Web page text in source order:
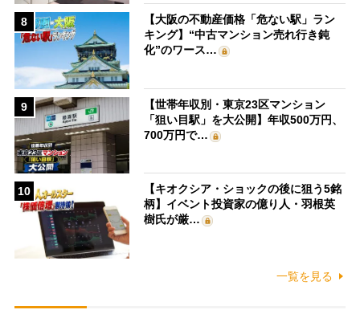
8
【大阪の不動産価格「危ない駅」ラン
キング】“中古マンション売れ行き鈍
化”のワース…
9
【世帯年収別・東京23区マンション
「狙い目駅」を大公開】年収500万円、
700万円で…
10
【キオクシア・ショックの後に狙う5銘
柄】イベント投資家の億り人・羽根英
樹氏が厳…
一覧を見る